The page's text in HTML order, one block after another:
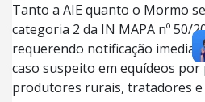
Tanto a AIE quanto o Mormo
categoria 2 da IN MAPA nº 50/
requerendo notificação
caso suspeito em equídeos
produtores rurais, tratadores e